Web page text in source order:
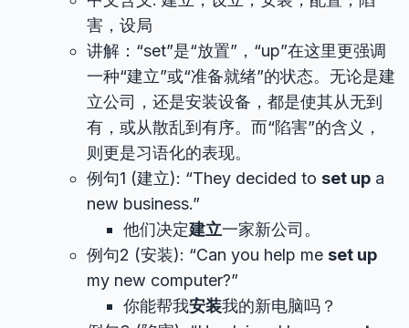
害，设局
讲解：“set”是“放置”，“up”在这里更强调
一种“建立”或“准备就绪”的状态。无论是建
立公司，还是安装设备，都是使其从无到
有，或从散乱到有序。而“陷害”的含义，
则更是习语化的表现。
例句1 (建立): “They decided to set up a
new business.”
他们决定建立一家新公司。
例句2 (安装): “Can you help me set up
my new computer?”
你能帮我安装我的新电脑吗？